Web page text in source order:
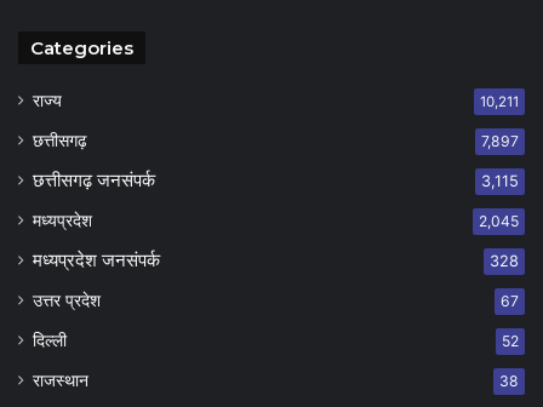
Categories
राज्य 10,211
छत्तीसगढ़ 7,897
छत्तीसगढ़ जनसंपर्क 3,115
मध्यप्रदेश 2,045
मध्यप्रदेश जनसंपर्क 328
उत्तर प्रदेश 67
दिल्ली 52
राजस्थान 38